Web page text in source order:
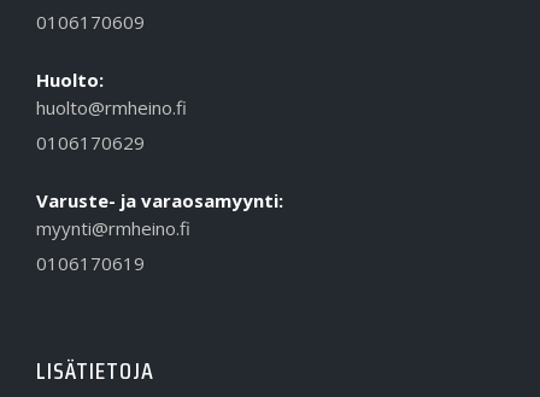
0106170609
Huolto:
huolto@rmheino.fi
0106170629
Varuste- ja varaosamyynti:
myynti@rmheino.fi
0106170619
LISÄTIETOJA